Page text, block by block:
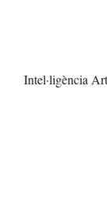
Intel·ligència